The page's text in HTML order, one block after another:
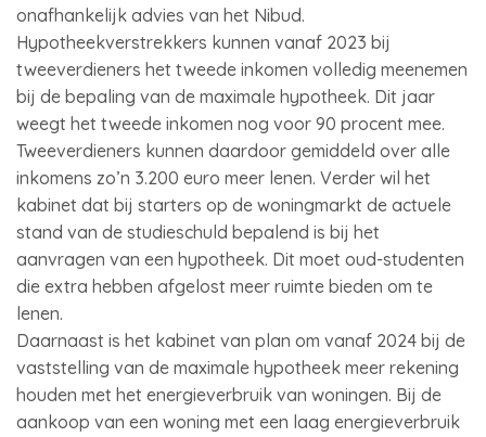
onafhankelijk advies van het Nibud.
Hypotheekverstrekkers kunnen vanaf 2023 bij
tweeverdieners het tweede inkomen volledig meenemen
bij de bepaling van de maximale hypotheek. Dit jaar
weegt het tweede inkomen nog voor 90 procent mee.
Tweeverdieners kunnen daardoor gemiddeld over alle
inkomens zo’n 3.200 euro meer lenen. Verder wil het
kabinet dat bij starters op de woningmarkt de actuele
stand van de studieschuld bepalend is bij het
aanvragen van een hypotheek. Dit moet oud-studenten
die extra hebben afgelost meer ruimte bieden om te
lenen.
Daarnaast is het kabinet van plan om vanaf 2024 bij de
vaststelling van de maximale hypotheek meer rekening
houden met het energieverbruik van woningen. Bij de
aankoop van een woning met een laag energieverbruik